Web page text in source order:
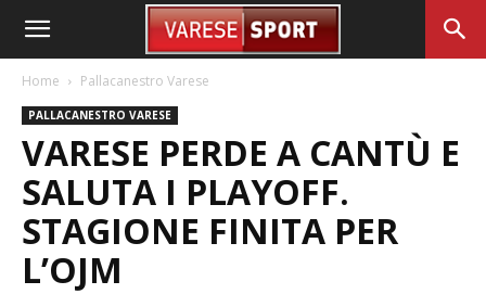
Home Pallacanestro Varese
PALLACANESTRO VARESE
VARESE PERDE A CANTÙ E
SALUTA I PLAYOFF.
STAGIONE FINITA PER
L’OJM